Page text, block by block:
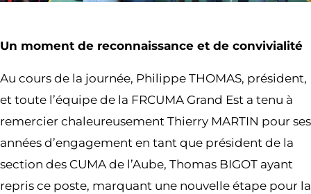
Un moment de reconnaissance et de convivialité
Au cours de la journée, Philippe THOMAS, président,
et toute l’équipe de la FRCUMA Grand Est a tenu à
remercier chaleureusement Thierry MARTIN pour ses
années d’engagement en tant que président de la
section des CUMA de l’Aube, Thomas BIGOT ayant
repris ce poste, marquant une nouvelle étape pour la